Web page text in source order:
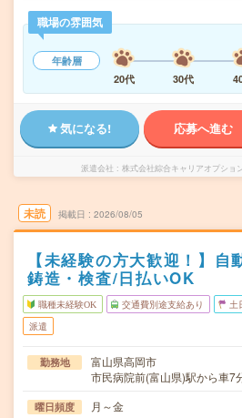
職場の雰囲気
年齢層
20代
30代
気になる! 応募へ進む
派遣会社 株式会社綜合キャリアオプショ
未読 掲載日 2026/08/05
【未経験の方大歓迎！】自
鋳造・検査/日払いOK
職種未経験OK 交通費別途支給あり 土
派遣
勤務地
富山県高岡市
市民病院前(富山県)駅から車7
曜日頻度 月～金